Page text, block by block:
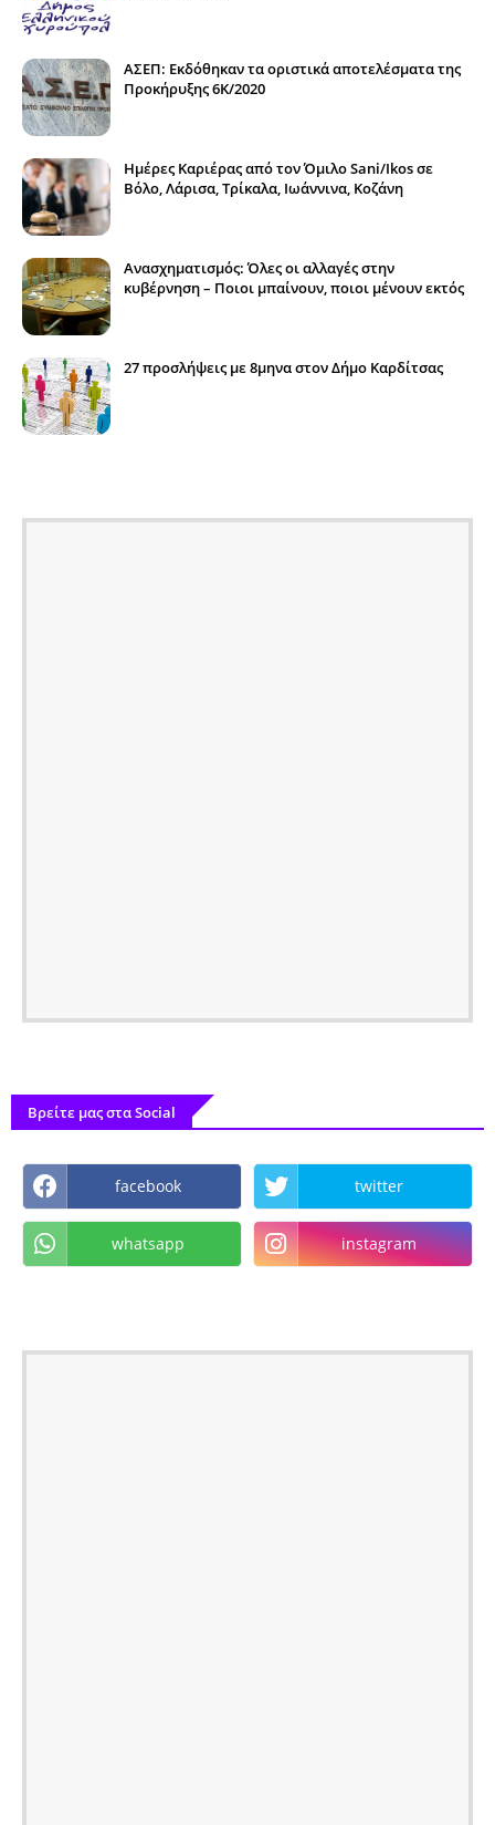
ΑΣΕΠ: Εκδόθηκαν τα οριστικά αποτελέσματα της
Προκήρυξης 6Κ/2020
Ημέρες Καριέρας από τον Όμιλο Sani/Ikos σε
Βόλο, Λάρισα, Τρίκαλα, Ιωάννινα, Κοζάνη
Ανασχηματισμός: Όλες οι αλλαγές στην
κυβέρνηση – Ποιοι μπαίνουν, ποιοι μένουν εκτός
27 προσλήψεις με 8μηνα στον Δήμο Καρδίτσας
Βρείτε μας στα Social
facebook twitter
whatsapp instagram